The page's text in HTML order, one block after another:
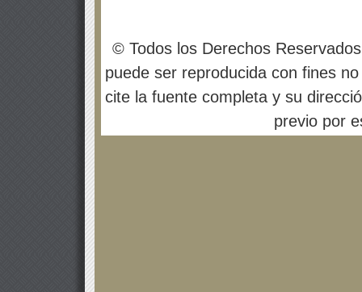
© Todos los Derechos
puede ser reproducida con fines
cite la fuente completa y su
previo por